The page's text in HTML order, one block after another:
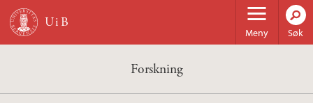
Hopp til hovedinnhold
Meny Søk
Forskning